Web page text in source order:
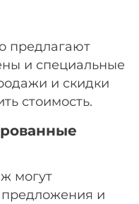
предлагают
и специальные
и скидки
стоимость.
могут
и
недели